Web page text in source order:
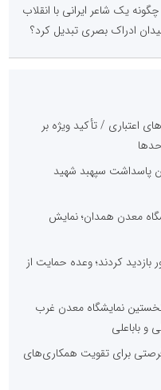
یک شاعر ایرانی با انقلاب
ادراک بصری تبدیل کرد؟
اعتباری / تأکید ویژه بر
پاسداشت سپهبد شهید
معدن همدان؛ نمایش
کردند؛ وعده حمایت از
نخستین نمایشگاه معدن غرب
باباعلی
برای تقویت همکاری‌های